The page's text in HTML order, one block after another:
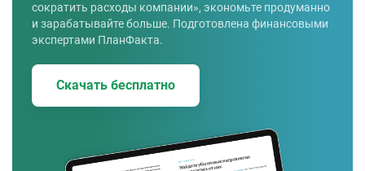
сократить расходы компании», экономьте продуманно
и зарабатывайте больше. Подготовлена финансовыми
экспертами ПланФакта.
Скачать бесплатно